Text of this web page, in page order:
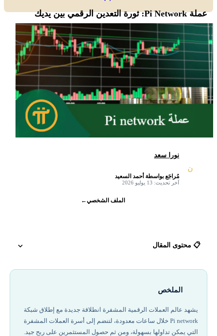
عملة Pi Network: ثورة التعدين الرقمي بين يديك
ن
نورا سعد
مُراجَع بواسطة أحمد السعيد
آخر تحديث: 13 يوليو 2026
الملف الشخصي←
📋 محتوى المقال
الملخص
يشهد عالم العملات الرقمية المشفرة انطلاقة جديدة مع إطلاق شبكة
Pi network خلال ساعات معدودة، لتنضم إلى أسرة العملات المشفرة
التي يمكن تداولها بسهولة، ومن ثم حصول المستثمرين على ربح جيد.